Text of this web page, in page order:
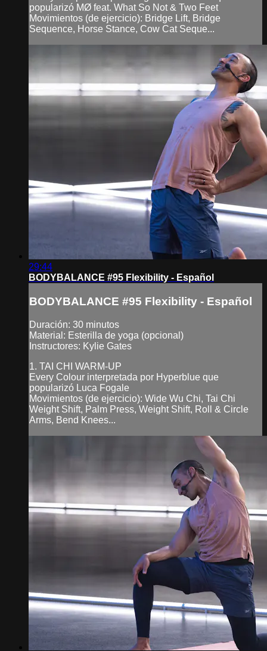
popularizó MØ feat. What So Not & Two Feet
Movimientos (de ejercicio): Bridge Lift, Bridge
Sequence, Horse Stance, Cow Cat Seque...
29:44
BODYBALANCE #95 Flexibility - Español
BODYBALANCE #95 Flexibility - Español
Duración: 30 minutos
Material: Esterilla de yoga (opcional)
Instructores: Kylie Gates
1. TAI CHI WARM-UP
Every Colour interpretada por Hyperblue que
popularizó Luca Fogale
Movimientos (de ejercicio): Wide Wu Chi, Tai Chi
Weight Shift, Palm Press, Weight Shift, Roll & Circle
Arms, Bend Knees...